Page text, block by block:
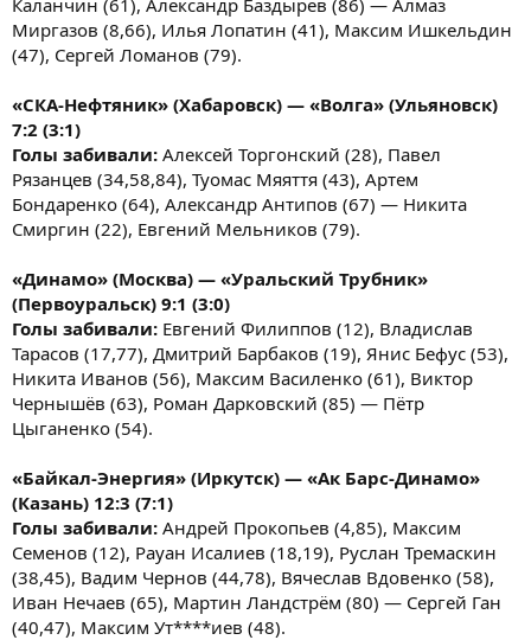
Каланчин (61), Александр Баздырев (86) — Алмаз
Миргазов (8,66), Илья Лопатин (41), Максим Ишкельдин
(47), Сергей Ломанов (79).
«СКА-Нефтяник» (Хабаровск) — «Волга» (Ульяновск)
7:2 (3:1)
Голы забивали: Алексей Торгонский (28), Павел
Рязанцев (34,58,84), Туомас Мяяття (43), Артем
Бондаренко (64), Александр Антипов (67) — Никита
Смиргин (22), Евгений Мельников (79).
«Динамо» (Москва) — «Уральский Трубник»
(Первоуральск) 9:1 (3:0)
Голы забивали: Евгений Филиппов (12), Владислав
Тарасов (17,77), Дмитрий Барбаков (19), Янис Бефус (53),
Никита Иванов (56), Максим Василенко (61), Виктор
Чернышёв (63), Роман Дарковский (85) — Пётр
Цыганенко (54).
«Байкал-Энергия» (Иркутск) — «Ак Барс-Динамо»
(Казань) 12:3 (7:1)
Голы забивали: Андрей Прокопьев (4,85), Максим
Семенов (12), Рауан Исалиев (18,19), Руслан Тремаскин
(38,45), Вадим Чернов (44,78), Вячеслав Вдовенко (58),
Иван Нечаев (65), Мартин Ландстрём (80) — Сергей Ган
(40,47), Максим Ут****иев (48).